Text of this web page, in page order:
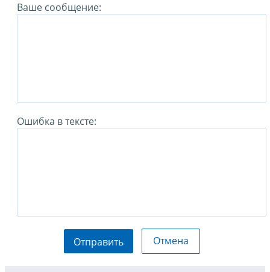
Ваше сообщение:
Ошибка в тексте:
Отправить Отмена